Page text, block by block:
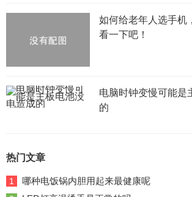
如何给老年人选手机
看一下吧！
电脑时钟变慢可能是
的
热门文章
1 哪种电饭锅内胆用起来最健康呢